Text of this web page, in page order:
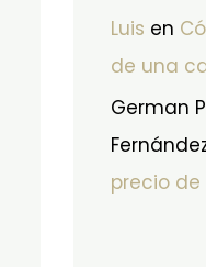
Luis en
de una
German
precio